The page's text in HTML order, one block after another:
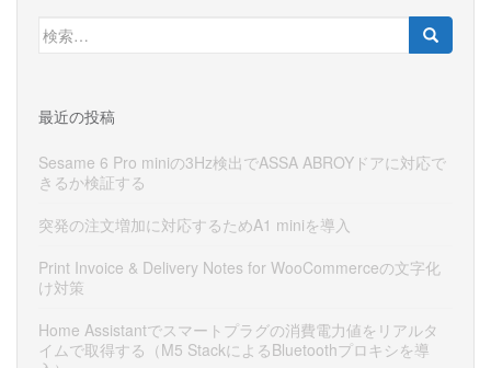
検
索:
最近の投稿
Sesame 6 Pro miniの3Hz検出でASSA ABROYドアに対応で
きるか検証する
突発の注文増加に対応するためA1 miniを導入
Print Invoice & Delivery Notes for WooCommerceの文字化
け対策
Home Assistantでスマートプラグの消費電力値をリアルタ
イムで取得する（M5 StackによるBluetoothプロキシを導